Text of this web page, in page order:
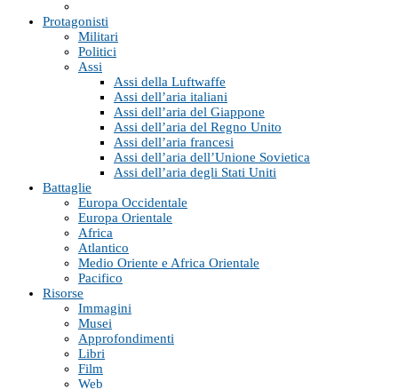
Protagonisti
Militari
Politici
Assi
Assi della Luftwaffe
Assi dell’aria italiani
Assi dell’aria del Giappone
Assi dell’aria del Regno Unito
Assi dell’aria francesi
Assi dell’aria dell’Unione Sovietica
Assi dell’aria degli Stati Uniti
Battaglie
Europa Occidentale
Europa Orientale
Africa
Atlantico
Medio Oriente e Africa Orientale
Pacifico
Risorse
Immagini
Musei
Approfondimenti
Libri
Film
Web